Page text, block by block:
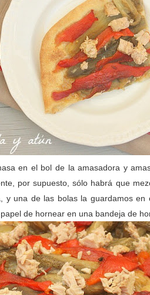
en el bol de la amasadora y
por supuesto, sólo habrá que
y una de las bolas la guardamos en
de hornear en una bandeja de